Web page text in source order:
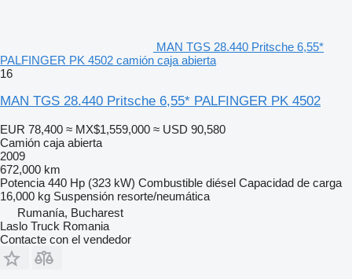
MAN TGS 28.440 Pritsche 6,55*
PALFINGER PK 4502 camión caja abierta
16
MAN TGS 28.440 Pritsche 6,55* PALFINGER PK 4502
EUR 78,400 ≈ MX$1,559,000 ≈ USD 90,580
Camión caja abierta
2009
672,000 km
Potencia 440 Hp (323 kW) Combustible diésel Capacidad de carga
16,000 kg Suspensión resorte/neumática
Rumanía, Bucharest
Laslo Truck Romania
Contacte con el vendedor